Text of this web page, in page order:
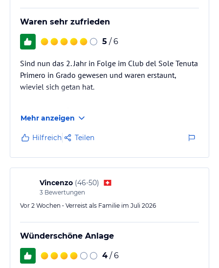
Waren sehr zufrieden
5 / 6
Sind nun das 2. Jahr in Folge im Club del Sole Tenuta
Primero in Grado gewesen und waren erstaunt,
wieviel sich getan hat.
ausgebaut und bietet nun vor allem für Kinder sehr
viel mehr Abwechslung.
Wir haben uns (wie auch im letzten Jahr) sehr wohl
gefühlt und waren sowohl mit der Unterkunft, der
Anlage ("Feriendorf ", Strand, Restaurant und Pools)
als auch mit dem Personal, welches durchwegs sehr
freundlich & hilfsbereit war, rundum zufrieden.
Mehr anzeigen
Hilfreich Teilen
Vincenzo (46-50)
3 Bewertungen
Vor 2 Wochen • Verreist als Familie im Juli 2026
Wünderschöne Anlage
4 / 6